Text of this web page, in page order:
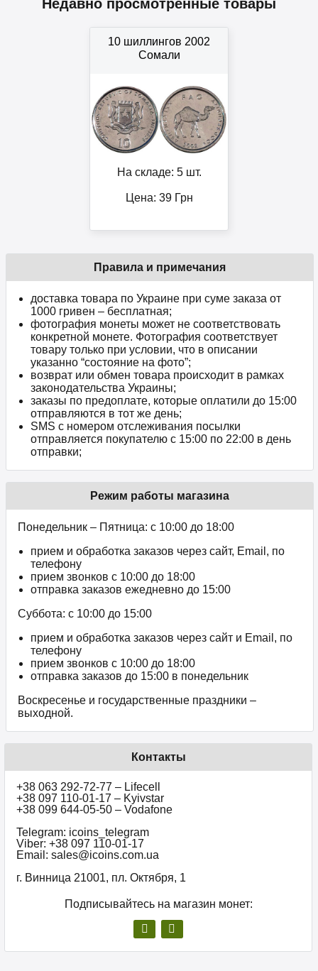
Недавно просмотренные товары
10 шиллингов 2002
Сомали
На складе: 5 шт.
Цена: 39Грн
Правила и примечания
доставка товара по Украине при суме заказа от
1000 гривен – бесплатная;
фотография монеты может не соответствовать
конкретной монете. Фотография соответствует
товару только при условии, что в описании
указанно “состояние на фото”;
возврат или обмен товара происходит в рамках
законодательства Украины;
заказы по предоплате, которые оплатили до 15:00
отправляются в тот же день;
SMS с номером отслеживания посылки
отправляется покупателю с 15:00 по 22:00 в день
отправки;
Режим работы магазина
Понедельник – Пятница: с 10:00 до 18:00
прием и обработка заказов через сайт, Email, по
телефону
прием звонков c 10:00 до 18:00
отправка заказов ежедневно до 15:00
Суббота: с 10:00 до 15:00
прием и обработка заказов через сайт и Email, по
телефону
прием звонков c 10:00 до 18:00
отправка заказов до 15:00 в понедельник
Воскресенье и государственные праздники –
выходной.
Контакты
+38 063 292-72-77 – Lifecell
+38 097 110-01-17 – Kyivstar
+38 099 644-05-50 – Vodafone
Telegram: icoins_telegram
Viber: +38 097 110-01-17
Email: sales@icoins.com.ua
г. Винница 21001, пл. Октября, 1
Подписывайтесь на магазин монет: